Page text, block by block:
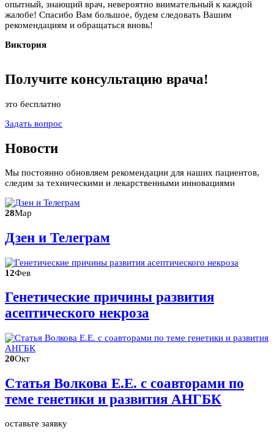
опытный, знающий врач, невероятно внимательный к каждой
жалобе! Спасибо Вам большое, будем следовать Вашим
рекомендациям и обращаться вновь!
Виктория
Получите консультацию врача!
это бесплатно
Задать вопрос
Новости
Мы постоянно обновляем рекомендации для наших пациентов,
следим за техническими и лекарственными инновациями
28Мар
Дзен и Телеграм
12Фев
Генетические причины развития
асептического некроза
20Окт
Статья Волкова Е.Е. с соавторами по
теме генетики и развития АНГБК
оставьте заявку